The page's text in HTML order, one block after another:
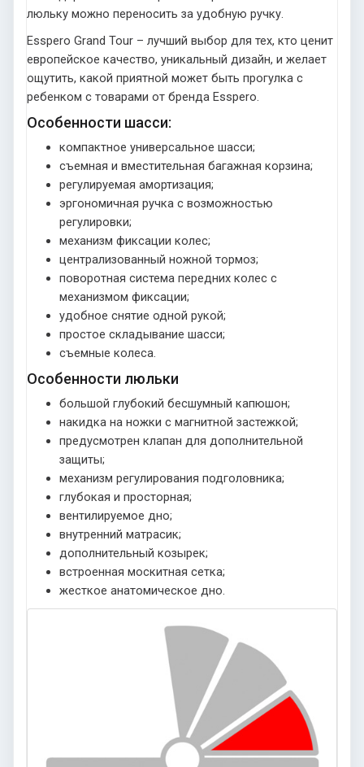
люльку можно переносить за удобную ручку.
Esspero Grand Tour – лучший выбор для тех, кто ценит
европейское качество, уникальный дизайн, и желает
ощутить, какой приятной может быть прогулка с
ребенком с товарами от бренда Esspero.
Особенности шасси:
компактное универсальное шасси;
съемная и вместительная багажная корзина;
регулируемая амортизация;
эргономичная ручка с возможностью
регулировки;
механизм фиксации колес;
централизованный ножной тормоз;
поворотная система передних колес с
механизмом фиксации;
удобное снятие одной рукой;
простое складывание шасси;
съемные колеса.
Особенности люльки
большой глубокий бесшумный капюшон;
накидка на ножки с магнитной застежкой;
предусмотрен клапан для дополнительной
защиты;
механизм регулирования подголовника;
глубокая и просторная;
вентилируемое дно;
внутренний матрасик;
дополнительный козырек;
встроенная москитная сетка;
жесткое анатомическое дно.